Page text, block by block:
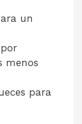
un
menos
para